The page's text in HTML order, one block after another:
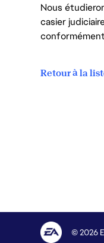
Nous
casier
Retour à la
© 2026